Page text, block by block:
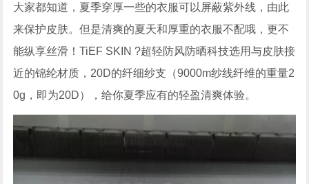
大家都知道，夏季穿厚一些的衣服可以屏蔽紫外线，由此
来保护皮肤。但是清爽的夏天和厚重的衣服不配哦，更不
能纵享丝滑！TiEF SKIN ?超轻防风防晒科技选用与皮肤接
近的锦纶材质，20D的纤细纱支（9000m纱线纤维的重量2
0g，即为20D），给你夏季应有的轻盈清爽体验。